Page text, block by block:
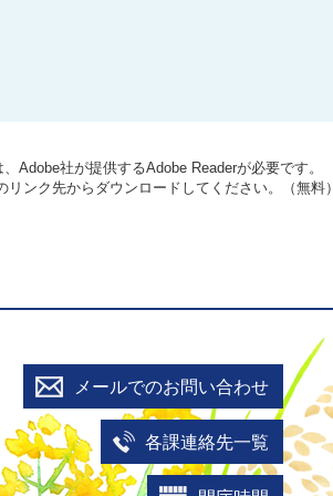
Adobe社が提供するAdobe Readerが必要です。
ンク先からダウンロードしてください。（無料）
メールでのお問い合わせ
各課連絡先一覧